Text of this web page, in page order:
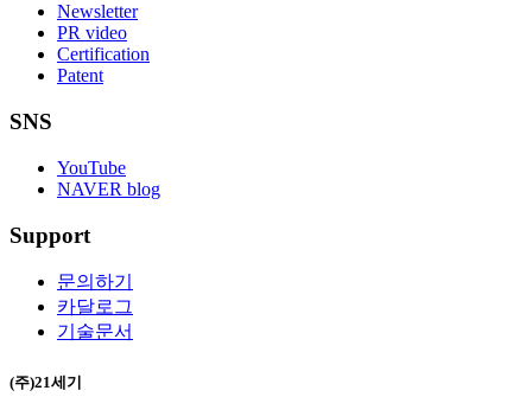
Newsletter
PR video
Certification
Patent
SNS
YouTube
NAVER blog
Support
문의하기
카달로그
기술문서
(주)21세기